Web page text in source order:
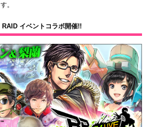
。
イベントコラボ開催!!